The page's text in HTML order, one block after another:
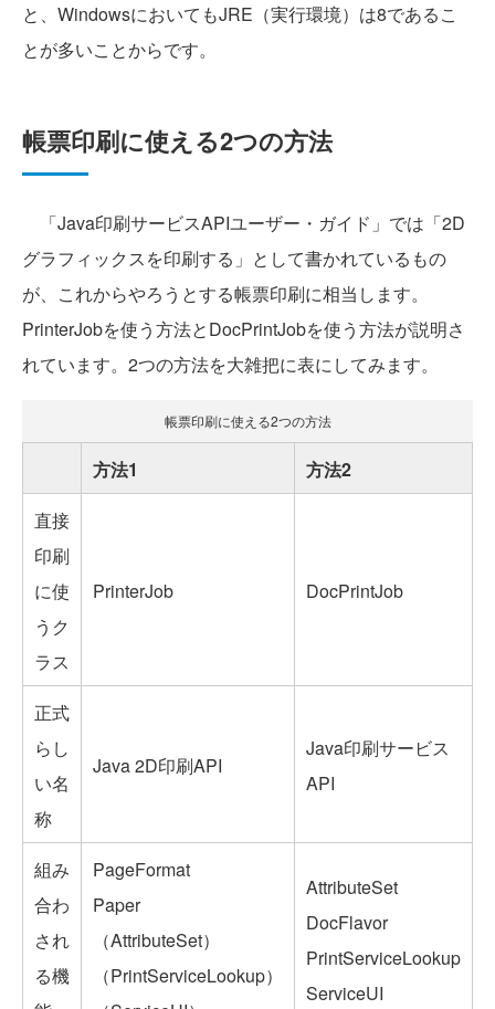
と、WindowsにおいてもJRE（実行環境）は8であるこ
とが多いことからです。
帳票印刷に使える2つの方法
「Java印刷サービスAPIユーザー・ガイド」では「2D
グラフィックスを印刷する」として書かれているもの
が、これからやろうとする帳票印刷に相当します。
PrinterJobを使う方法とDocPrintJobを使う方法が説明さ
れています。2つの方法を大雑把に表にしてみます。
帳票印刷に使える2つの方法
方法1
方法2
直接
印刷
に使
うク
ラス
PrinterJob DocPrintJob
正式
らし
い名
称
Java 2D印刷API
Java印刷サービス
API
組み
合わ
され
る機
PageFormat
Paper
（AttributeSet）
（PrintServiceLookup）
AttributeSet
DocFlavor
PrintServiceLookup
ServiceUI